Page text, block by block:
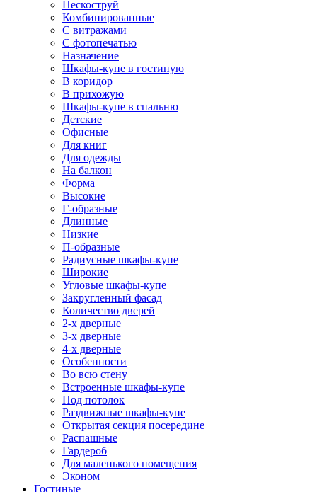
Пескоструй
Комбинированные
С витражами
С фотопечатью
Назначение
Шкафы-купе в гостиную
В коридор
В прихожую
Шкафы-купе в спальню
Детские
Офисные
Для книг
Для одежды
На балкон
Форма
Высокие
Г-образные
Длинные
Низкие
П-образные
Радиусные шкафы-купе
Широкие
Угловые шкафы-купе
Закругленный фасад
Количество дверей
2-х дверные
3-х дверные
4-х дверные
Особенности
Во всю стену
Встроенные шкафы-купе
Под потолок
Раздвижные шкафы-купе
Открытая секция посередине
Распашные
Гардероб
Для маленького помещения
Эконом
Гостиные